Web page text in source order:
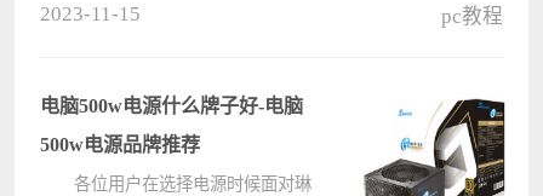
家分享一下谷歌浏览器提示版本太旧
2023-11-15 pc教程
电脑500w电源什么牌子好-电脑
500w电源品牌推荐
各位用户在选择电源时候面对琳